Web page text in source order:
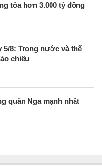
tỏa hơn 3.000 tỷ đồng
5/8: Trong nước và thế
chiều
quân Nga mạnh nhất